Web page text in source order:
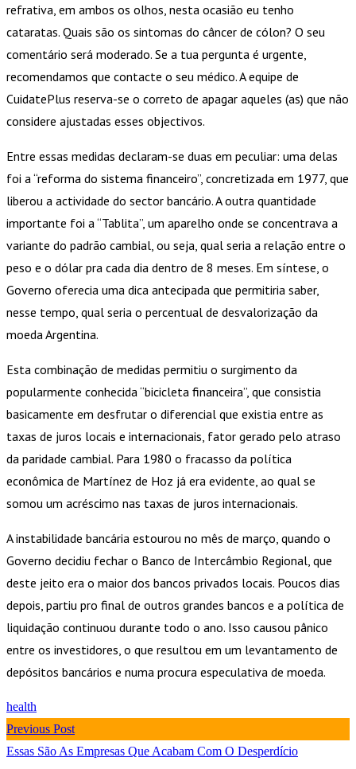
refrativa, em ambos os olhos, nesta ocasião eu tenho
cataratas. Quais são os sintomas do câncer de cólon? O seu
comentário será moderado. Se a tua pergunta é urgente,
recomendamos que contacte o seu médico. A equipe de
CuidatePlus reserva-se o correto de apagar aqueles (as) que não
considere ajustadas esses objectivos.
Entre essas medidas declaram-se duas em peculiar: uma delas
foi a “reforma do sistema financeiro”, concretizada em 1977, que
liberou a actividade do sector bancário. A outra quantidade
importante foi a “Tablita”, um aparelho onde se concentrava a
variante do padrão cambial, ou seja, qual seria a relação entre o
peso e o dólar pra cada dia dentro de 8 meses. Em síntese, o
Governo oferecia uma dica antecipada que permitiria saber,
nesse tempo, qual seria o percentual de desvalorização da
moeda Argentina.
Esta combinação de medidas permitiu o surgimento da
popularmente conhecida “bicicleta financeira”, que consistia
basicamente em desfrutar o diferencial que existia entre as
taxas de juros locais e internacionais, fator gerado pelo atraso
da paridade cambial. Para 1980 o fracasso da política
econômica de Martínez de Hoz já era evidente, ao qual se
somou um acréscimo nas taxas de juros internacionais.
A instabilidade bancária estourou no mês de março, quando o
Governo decidiu fechar o Banco de Intercâmbio Regional, que
deste jeito era o maior dos bancos privados locais. Poucos dias
depois, partiu pro final de outros grandes bancos e a política de
liquidação continuou durante todo o ano. Isso causou pânico
entre os investidores, o que resultou em um levantamento de
depósitos bancários e numa procura especulativa de moeda.
health
Previous Post
Essas São As Empresas Que Acabam Com O Desperdício